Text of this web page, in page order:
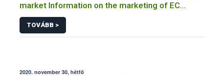
market Information on the marketing of EC
FERTILIZER and the application for a certificate
TOVÁBB >
2020. november 30, hétfő